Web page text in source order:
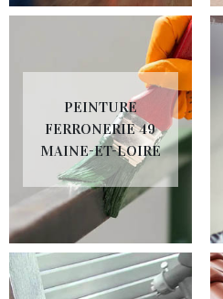
PEINTURE
FERRONERIE 49
MAINE-ET-LOIRE